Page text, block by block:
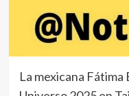
La mexicana